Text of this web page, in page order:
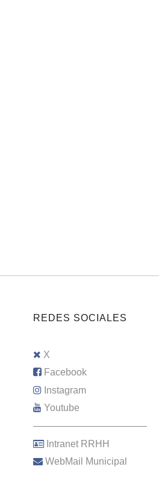
REDES SOCIALES
X
Facebook
Instagram
Youtube
–––––––––––––––––––––
Intranet RRHH
WebMail Municipal